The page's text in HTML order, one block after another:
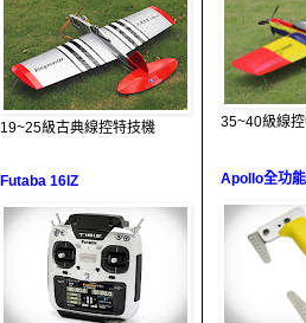
19~25級古典線控特技機
Futaba 16IZ
35~40級線
Apollo全功